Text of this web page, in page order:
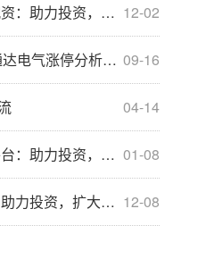
12-02
资，成就财富梦想
09-16
热管理，新能源汽车概念热股
04-14
01-08
资，放飞财富梦想
12-08
投资，扩大收益